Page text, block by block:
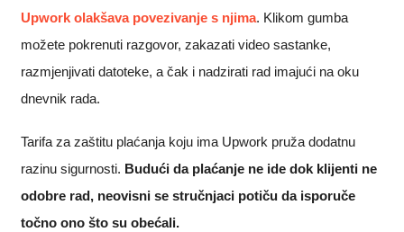
Upwork olakšava povezivanje s njima. Klikom gumba
možete pokrenuti razgovor, zakazati video sastanke,
razmjenjivati datoteke, a čak i nadzirati rad imajući na oku
dnevnik rada.
Tarifa za zaštitu plaćanja koju ima Upwork pruža dodatnu
razinu sigurnosti. Budući da plaćanje ne ide dok klijenti ne
odobre rad, neovisni se stručnjaci potiču da isporuče
točno ono što su obećali.